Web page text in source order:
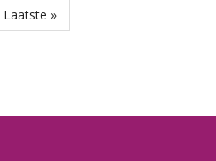
Laatste
pagina
Laatste »